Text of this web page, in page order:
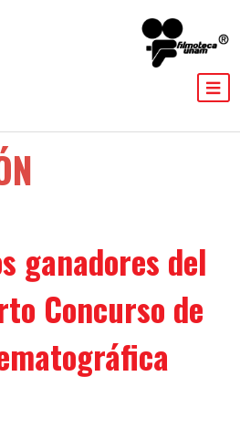
ganadores del
Concurso de